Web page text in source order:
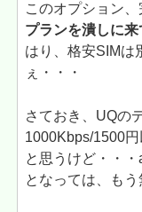
このオプション、
プランを潰しに来
はり、格安SIMは
ぇ・・・
さておき、UQの
1000Kbps/1500
と思うけど・・
となっては、もう